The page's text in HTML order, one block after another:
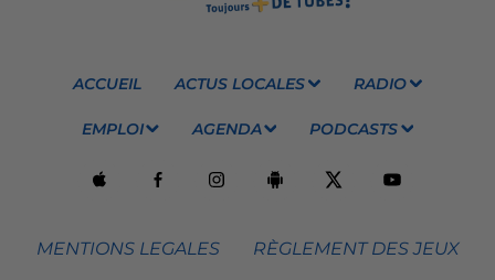
ACCUEIL ACTUS LOCALES RADIO
EMPLOI AGENDA PODCASTS
MENTIONS LEGALES RÈGLEMENT DES JEUX